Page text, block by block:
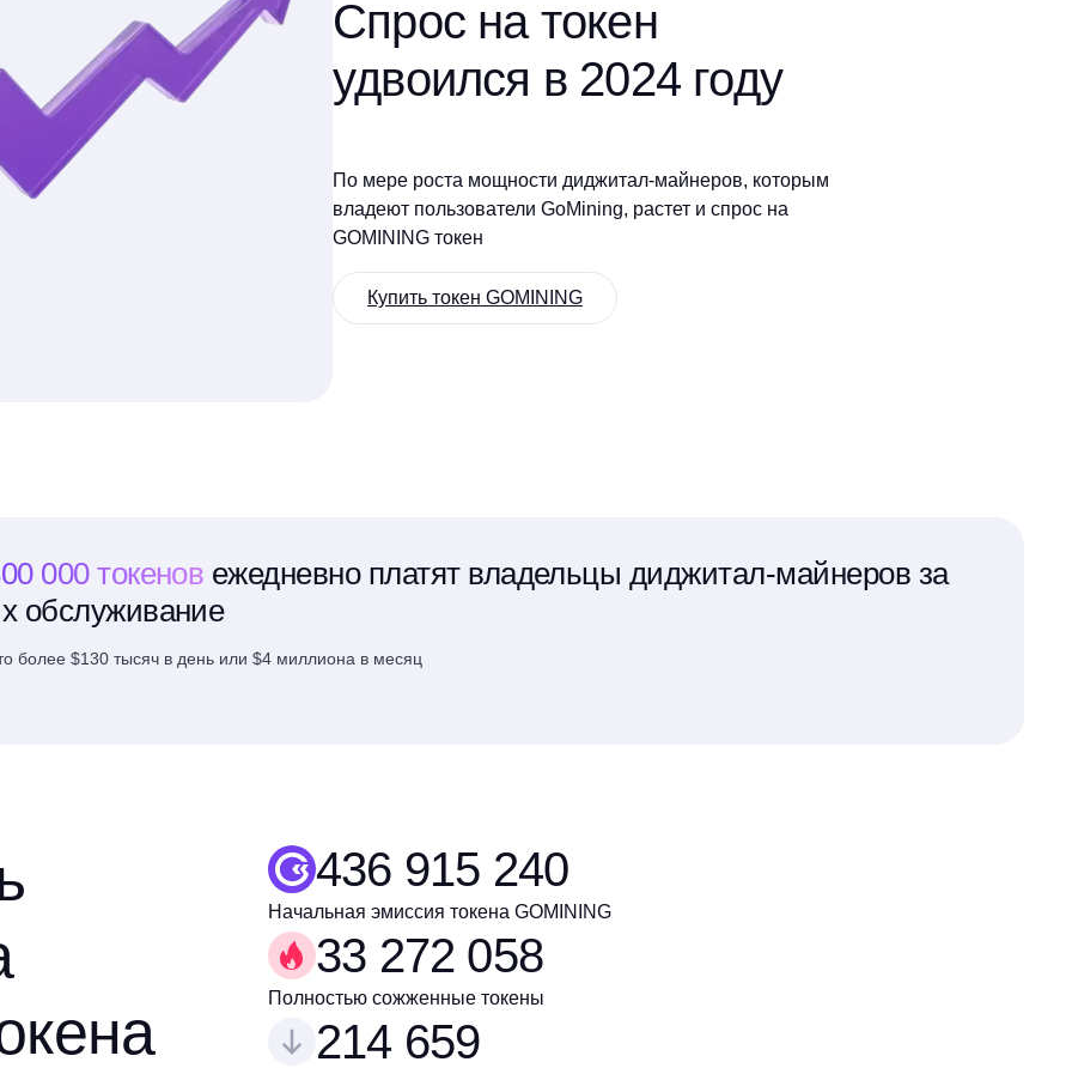
Спрос на токен
удвоился в 2024 году
По мере роста мощности диджитал-майнеров, которым
владеют пользователи GoMining, растет и спрос на
GOMINING токен
Купить токен GOMINING
000 токенов ежедневно платят владельцы диджитал-майнеров за
обслуживание
более $130 тысяч в день или $4 миллиона в месяц
436 915 240
Начальная эмиссия токена GOMINING
33 272 058
Полностью сожженные токены
214 659